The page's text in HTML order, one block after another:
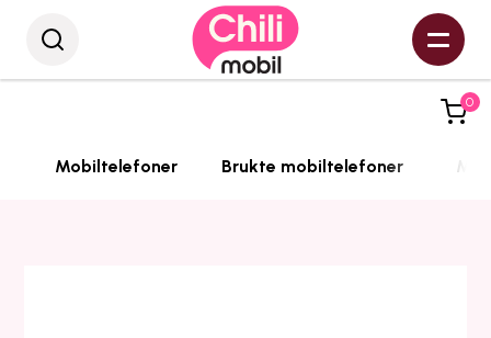
0
Mobiltelefoner Brukte mobiltelefoner